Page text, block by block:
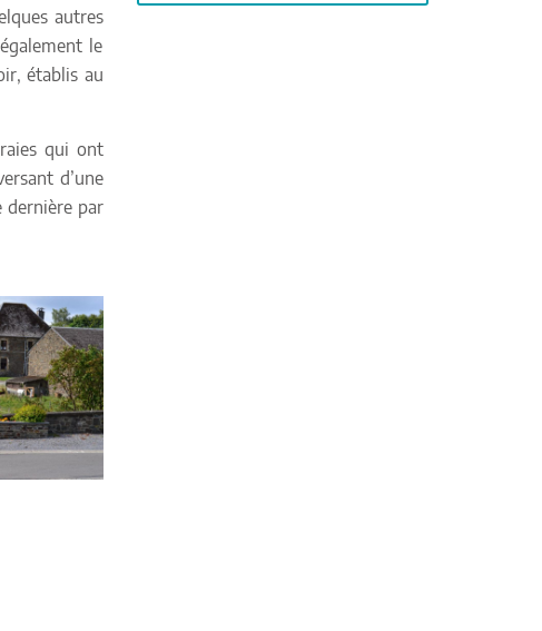
autres
le
établis au
qui ont
d’une
dernière par